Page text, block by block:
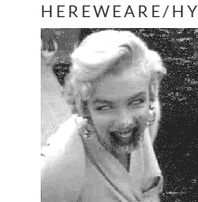
H E R E W E A R E / H Y